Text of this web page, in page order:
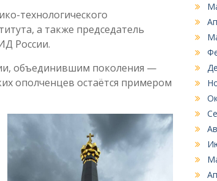
технологического
а также председатель
России.
объединившим поколения —
ополченцев остаётся примером